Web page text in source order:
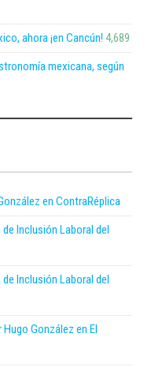
ahora ¡en Cancún! 4,689
mexicana, según
en ContraRéplica
Inclusión Laboral del
Inclusión Laboral del
González en El